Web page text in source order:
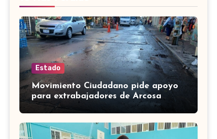
Estado
Movimiento Ciudadano pide apoyo
para extrabajadores de Arcosa
acusados en Valle de Santiago